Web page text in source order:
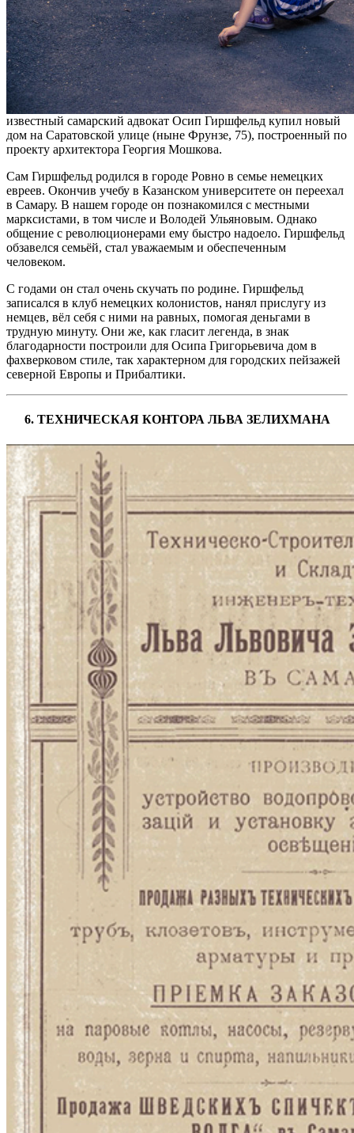
известный самарский адвокат Осип Гиршфельд купил новый
дом на Саратовской улице (ныне Фрунзе, 75), построенный по
проекту архитектора Георгия Мошкова.
Сам Гиршфельд родился в городе Ровно в семье немецких
евреев. Окончив учебу в Казанском университете он переехал
в Самару. В нашем городе он познакомился с местными
марксистами, в том числе и Володей Ульяновым. Однако
общение с революционерами ему быстро надоело. Гиршфельд
обзавелся семьёй, стал уважаемым и обеспеченным
человеком.
С годами он стал очень скучать по родине. Гиршфельд
записался в клуб немецких колонистов, нанял прислугу из
немцев, вёл себя с ними на равных, помогая деньгами в
трудную минуту. Они же, как гласит легенда, в знак
благодарности построили для Осипа Григорьевича дом в
фахверковом стиле, так характерном для городских пейзажей
северной Европы и Прибалтики.
6. ТЕХНИЧЕСКАЯ КОНТОРА ЛЬВА ЗЕЛИХМАНА